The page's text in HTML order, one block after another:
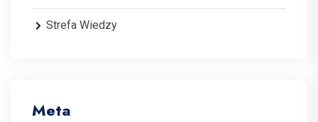
Strefa Wiedzy
Meta